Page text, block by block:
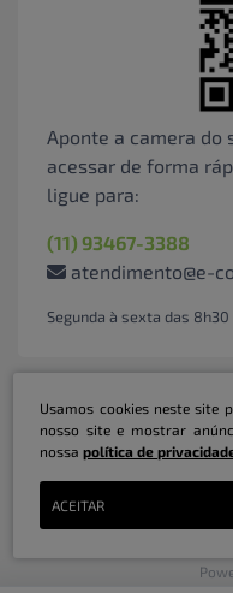
Aponte a camera do
acessar de forma
ligue para:
(11) 93467-3388
atendimento@e-
Segunda à sexta das 8h30
Marketplace B2B Serviços
Usamos cookies neste site
nosso site e mostrar
nossapolítica de
ACEITAR